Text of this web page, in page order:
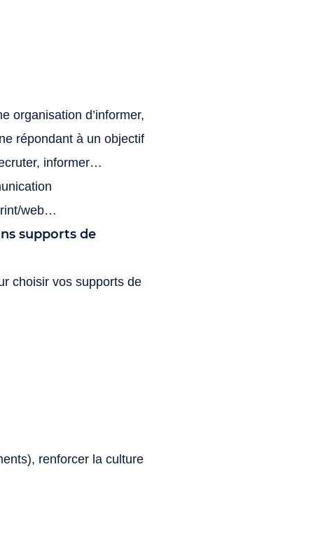
organisation d’informer,
répondant à un objectif
informer…
web…
supports de
choisir vos supports de
renforcer la culture